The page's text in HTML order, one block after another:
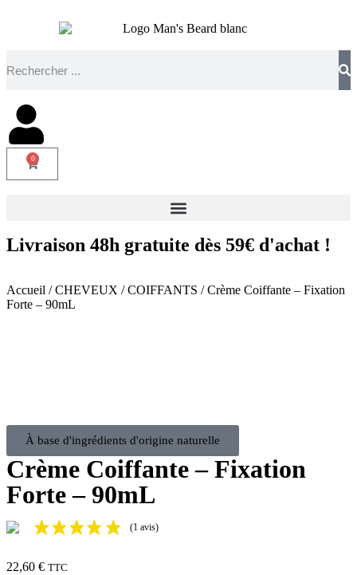
0
Livraison 48h gratuite dès 59€ d'achat !
Accueil /CHEVEUX /COIFFANTS / Crème Coiffante – Fixation
Forte – 90mL
À base d'ingrédients d'origine naturelle
Crème Coiffante – Fixation
Forte – 90mL
(1 avis)
22,60 € TTC